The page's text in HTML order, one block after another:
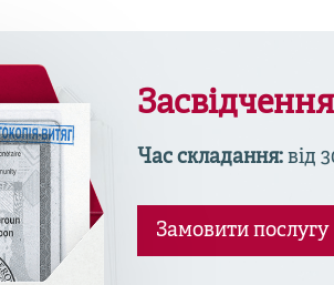
Час складання:від
Замовити послугу